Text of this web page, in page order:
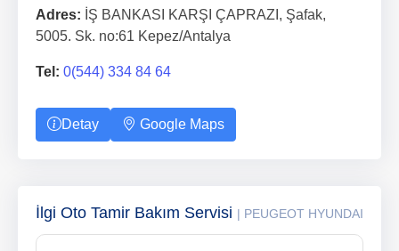
Adres: İŞ BANKASI KARŞI ÇAPRAZI, Şafak,
5005. Sk. no:61 Kepez/Antalya
Tel: 0(544) 334 84 64
Detay Google Maps
İlgi Oto Tamir Bakım Servisi | PEUGEOT HYUNDAI